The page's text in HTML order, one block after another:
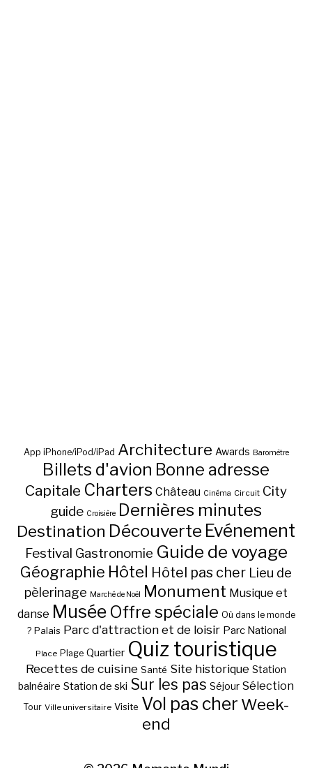
App iPhone/iPod/iPad Architecture Awards Baromètre
Billets d'avion Bonne adresse
Capitale Charters Château Cinéma Circuit City
guide Croisière Dernières minutes
Destination Découverte Evénement
Festival Gastronomie Guide de voyage
Géographie Hôtel Hôtel pas cher Lieu de
pèlerinage Marché de Noël Monument Musique et
danse Musée Offre spéciale Où dans le monde
? Palais Parc d'attraction et de loisir Parc National
Place Plage Quartier Quiz touristique
Recettes de cuisine Santé Site historique Station
balnéaire Station de ski Sur les pas Séjour Sélection
Tour Ville universitaire Visite Vol pas cher Week-
end